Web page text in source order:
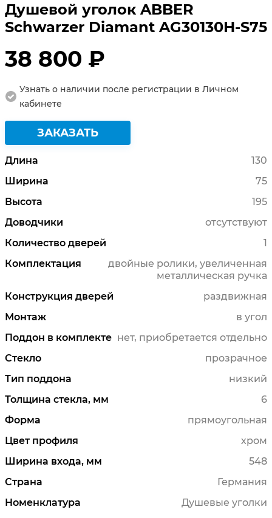
Душевой уголок ABBER
Schwarzer Diamant AG30130H-S75
38 800 ₽
Узнать о наличии после регистрации в Личном
кабинете
ЗАКАЗАТЬ
Длина
130
Ширина
75
Высота
195
Доводчики
отсутствуют
Количество дверей
1
Комплектация
двойные ролики, увеличенная
металлическая ручка
Конструкция дверей
раздвижная
Монтаж
в угол
Поддон в комплекте нет, приобретается отдельно
Стекло
прозрачное
Тип поддона
низкий
Толщина стекла, мм
6
Форма
прямоугольная
Цвет профиля
хром
Ширина входа, мм
548
Страна
Германия
Номенклатура
Душевые уголки